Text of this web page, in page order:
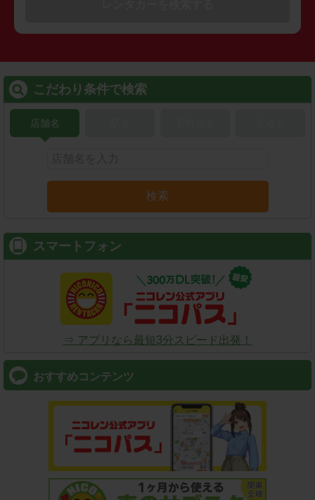
こだわり条件で検索
店舗名
検索
スマートフォン
⇒ アプリなら最短3分スピード出発！
おすすめコンテンツ